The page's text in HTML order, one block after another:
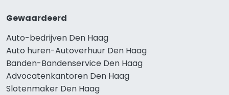
Gewaardeerd
Auto-bedrijven Den Haag
Auto huren-Autoverhuur Den Haag
Banden-Bandenservice Den Haag
Advocatenkantoren Den Haag
Slotenmaker Den Haag